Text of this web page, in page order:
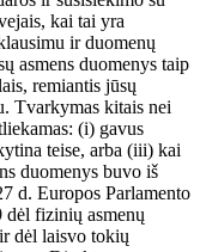
kai tai yra
ir duomenų
asmens duomenys taip
remiantis jūsų
Tvarkymas kitais nei
(i) gavus
teise, arba (iii) kai
duomenys buvo iš
d. Europos Parlamento
dėl fizinių asmenų
dėl laisvo tokių